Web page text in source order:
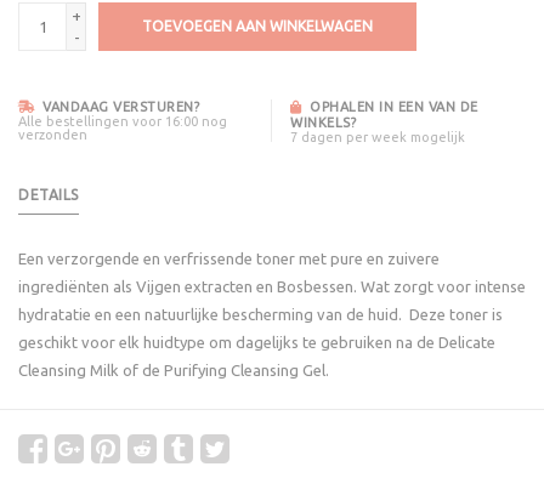
+
-
TOEVOEGEN AAN WINKELWAGEN
VANDAAG VERSTUREN?
Alle bestellingen voor 16:00 nog
verzonden
OPHALEN IN EEN VAN DE
WINKELS?
7 dagen per week mogelijk
DETAILS
Een verzorgende en verfrissende toner met pure en zuivere
ingrediënten als Vijgen extracten en Bosbessen. Wat zorgt voor intense
hydratatie en een natuurlijke bescherming van de huid. Deze toner is
geschikt voor elk huidtype om dagelijks te gebruiken na de Delicate
Cleansing Milk of de Purifying Cleansing Gel.